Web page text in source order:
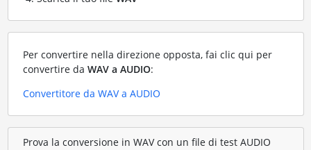
Per convertire nella direzione opposta, fai clic qui per
convertire da WAV a AUDIO:
Convertitore da WAV a AUDIO
Prova la conversione in WAV con un file di test AUDIO